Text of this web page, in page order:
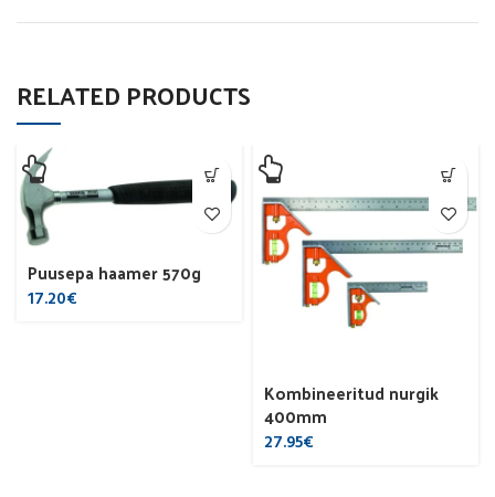
RELATED PRODUCTS
Puusepa haamer 570g
17.20€
Kombineeritud nurgik
400mm
27.95€